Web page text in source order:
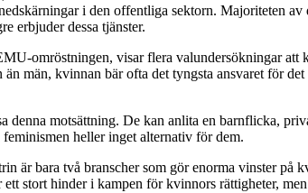
i den offentliga sektorn. Majoriteten
erbjuder dessa tjänster.
omröstningen, visar flera valundersökningar
män, kvinnan bär ofta det tyngsta ansvaret för
denna motsättning. De kan anlita en barnflicka,
heller inget alternativ för dem.
är bara två branscher som gör enorma vinster
stort hinder i kampen för kvinnors rättigheter,